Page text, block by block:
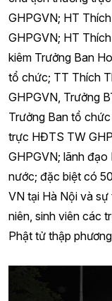
GHPGVN; HT
GHPGVN; HT
kiêm Trưởng Ban
tổ chức; TT Thích
GHPGVN, Trưởng
Trưởng Ban tổ
trực HĐTS TW
GHPGVN; lãnh
nước; đặc biệt có
VN tại Hà Nội và
niên, sinh viên các
Phật tử thập